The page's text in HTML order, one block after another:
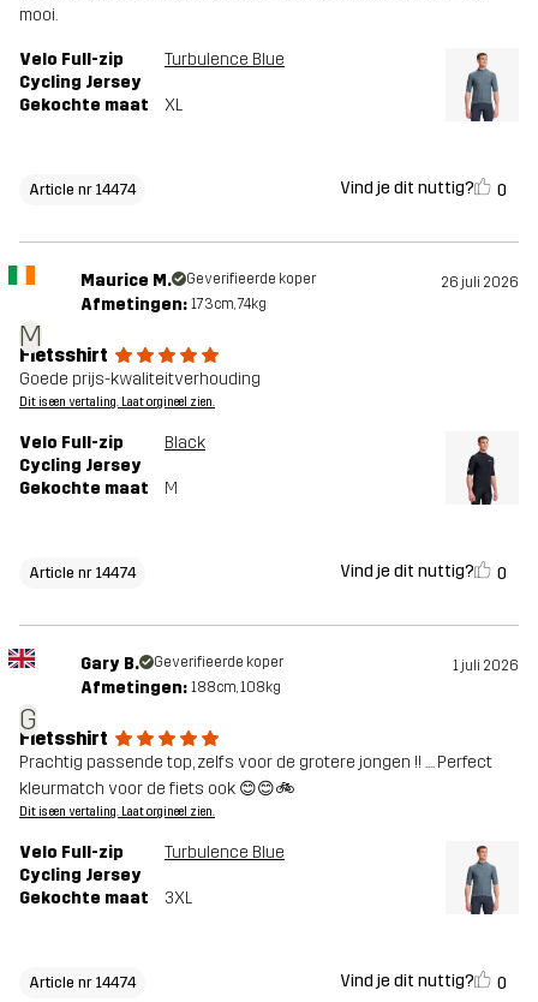
mooi.
Velo Full-zip
Cycling Jersey
Turbulence Blue
Gekochte maat XL
Article nr 14474 Vind je dit nuttig? 0
M
Maurice M. Geverifieerde koper 26 juli 2026
Afmetingen: 173cm, 74kg
Fietsshirt
Goede prijs-kwaliteitverhouding
Dit is een vertaling. Laat orgineel zien.
Velo Full-zip
Cycling Jersey
Black
Gekochte maat M
Article nr 14474 Vind je dit nuttig? 0
G
Gary B. Geverifieerde koper 1 juli 2026
Afmetingen: 188cm, 108kg
Fietsshirt
Prachtig passende top, zelfs voor de grotere jongen !! .... Perfect
kleurmatch voor de fiets ook 😊😊🚲
Dit is een vertaling. Laat orgineel zien.
Velo Full-zip
Cycling Jersey
Turbulence Blue
Gekochte maat 3XL
Article nr 14474 Vind je dit nuttig? 0